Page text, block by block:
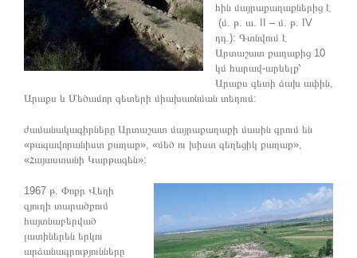
հին մայրաքաղաքներից է
(մ. թ. ա. II – մ. թ. IV
դդ.): Գտնվում է
Արտաշատ քաղաքից 10
կմ հարավ-արևելք՝
Արաքս գետի ձախ ափին,
Արաքս և Մեծամոր գետերի միախառնման տեղում:
ժամանակագիրները Արտաշատ մայրաքաղաքի մասին գրում են
«թագավորանիստ քաղաք», «մեծ ու խիստ գեղեցիկ քաղաք»,
«Հայաստանի Կարթագեն»:
1967 թ. Փոքր Վեդի
գյուղի տարածքում
հայտնաբերված
լատիներեն երկու
արձանագրությունները